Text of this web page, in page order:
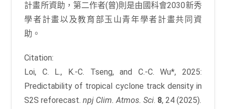
計畫所資助，第二作者(曾)則是由國科會2030新秀
學者計畫以及教育部玉山青年學者計畫共同資
助。
Citation:
Loi, C. L., K.-C. Tseng, and C.-C. Wu*, 2025:
Predictability of tropical cyclone track density in
S2S reforecast.npj Clim. Atmos. Sci. 8, 24 (2025).